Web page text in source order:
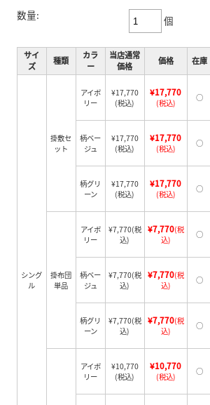
数量: 個
サイ
ズ
種類
カラ
ー
当店通常
価格
価格 在庫
シング
ル
掛敷セ
ット
アイボ
リー
¥17,770
(税込)
¥17,770
(税込)
○
柄ベー
ジュ
¥17,770
(税込)
¥17,770
(税込)
○
柄グリ
ーン
¥17,770
(税込)
¥17,770
(税込)
○
掛布団
単品
アイボ
リー
¥7,770(税
込)
¥7,770(税
込)
○
柄ベー
ジュ
¥7,770(税
込)
¥7,770(税
込)
○
柄グリ
ーン
¥7,770(税
込)
¥7,770(税
込)
○
アイボ
リー
¥10,770
(税込)
¥10,770
(税込)
○